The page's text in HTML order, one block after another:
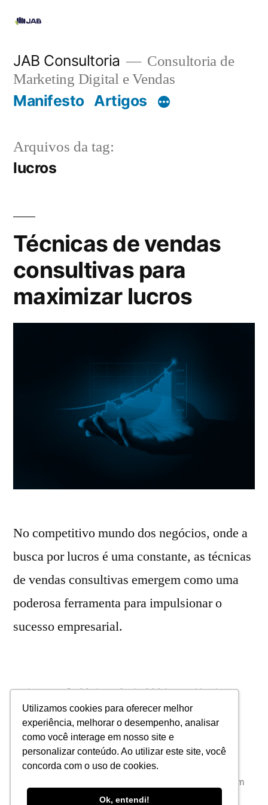
Utilizamos cookies para oferecer melhor
experiência, melhorar o desempenho, analisar
como você interage em nosso site e
personalizar conteúdo. Ao utilizar este site, você
concorda com o uso de cookies.
Ok, entendi!
JAB Consultoria
Consultoria de
Marketing Digital e Vendas
Manifesto Artigos
Arquivos da tag:
lucros
Técnicas de vendas
consultivas para
maximizar lucros
No competitivo mundo dos negócios, onde a
busca por lucros é uma constante, as técnicas
de vendas consultivas emergem como uma
poderosa ferramenta para impulsionar o
sucesso empresarial.
lucas 29 de maio de 2024
Vendas
lucros,vendas,vendas consultivas
Deixe um comentário
Orgulhosamente desenvolvido com
Política de privacidade